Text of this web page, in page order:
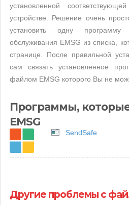
установленной
устройстве. Решение очень
установить одну
обслуживания EMSG из списка,
странице. После правильной
сам связать установленное
файлом EMSG которого Вы не
Программы,
EMSG
SendSafe
Другие проблемы с